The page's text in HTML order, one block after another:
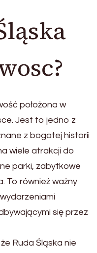
położona w
Jest to jedno z
z bogatej historii
wiele atrakcji do
parki, zabytkowe
To również ważny
się przez
Ruda Śląska nie